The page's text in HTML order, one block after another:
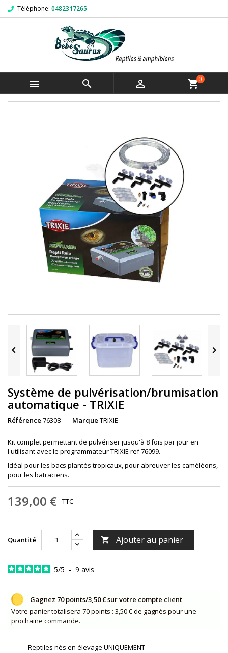
Téléphone: 0482317265
   shopping_cart0
 
Système de pulvérisation/brumisation
automatique - TRIXIE
Référence 76308 Marque TRIXIE
Kit complet permettant de pulvériser jusqu'à 8 fois par jour en
l'utilisant avec le programmateur TRIXIE ref 76099.
Idéal pour les bacs plantés tropicaux, pour abreuver les caméléons,
pour les batraciens.
139,00 € TTC
Quantité  Ajouter au panier
5/5 - 9 avis
Gagnez 70 points/3,50 € sur votre compte client-
Votre panier totalisera 70 points : 3,50 € de gagnés pour une
prochaine commande.
Reptiles nés en élevage UNIQUEMENT